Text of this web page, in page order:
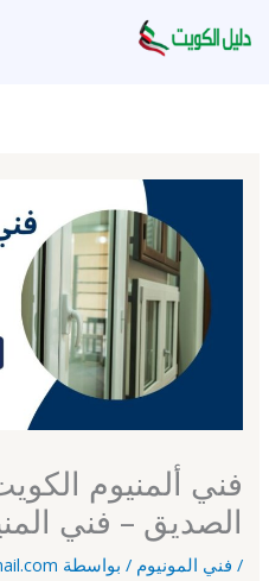
إلى
الصديق – فني
/ فني المونيوم / بواسطة